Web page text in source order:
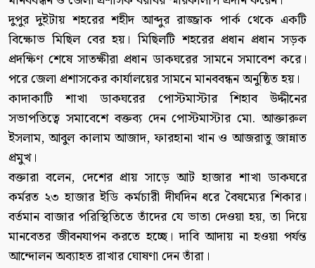
দুপুর দুইটায় শহরের শহীদ আব্দুর রাজ্জাক পার্ক থেকে একটি
বিক্ষোভ মিছিল বের হয়। মিছিলটি শহরের প্রধান প্রধান সড়ক
প্রদক্ষিণ শেষে সাতক্ষীরা প্রধান ডাকঘরের সামনে সমাবেশ করে।
পরে জেলা প্রশাসকের কার্যালয়ের সামনে মানববন্ধন অনুষ্ঠিত হয়।
কাদাকাটি শাখা ডাকঘরের পোস্টমাস্টার শিহাব উদ্দীনের
সভাপতিত্বে সমাবেশে বক্তব্য দেন পোস্টমাস্টার মো. আক্তারুল
ইসলাম, আবুল কালাম আজাদ, ফারহানা খান ও আজরাতু জান্নাত
প্রমুখ।
বক্তারা বলেন, দেশের প্রায় সাড়ে আট হাজার শাখা ডাকঘরে
কর্মরত ২৩ হাজার ইডি কর্মচারী দীর্ঘদিন ধরে বৈষম্যের শিকার।
বর্তমান বাজার পরিস্থিতিতে তাঁদের যে ভাতা দেওয়া হয়, তা দিয়ে
মানবেতর জীবনযাপন করতে হচ্ছে। দাবি আদায় না হওয়া পর্যন্ত
আন্দোলন অব্যাহত রাখার ঘোষণা দেন তাঁরা।